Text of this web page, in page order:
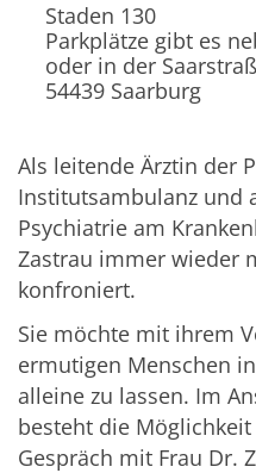
Staden 130
Parkplätze gibt es
oder in der
54439Saarburg
Als leitende Ärztin der
Institutsambulanz und
Psychiatrie am
Zastrau immer wieder
konfroniert.
Sie möchte mit ihrem
ermutigen Menschen
alleine zu lassen. Im
besteht die
Gespräch mit Frau Dr.